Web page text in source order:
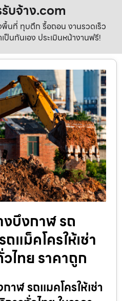
บจ้าง.com
นที่ ทุบตึก รื้อถอน งานรวดเร็ว
ป็นกันเอง ประเมินหน้างานฟรี!
งบึงกาฬ รถ
แม็คโครให้เช่า
ไทย ราคาถูก
าฬ รถแมคโครให้เช่า